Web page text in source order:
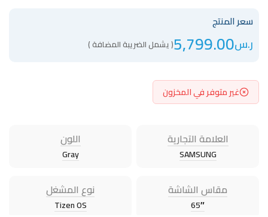
سعر المنتج
ر.س5,799.00( يشمل الضريبة المضافة )
غير متوفر في المخزون
العلامة التجارية
SAMSUNG
اللون
Gray
مقاس الشاشة
65″
نوع المشغل
Tizen OS